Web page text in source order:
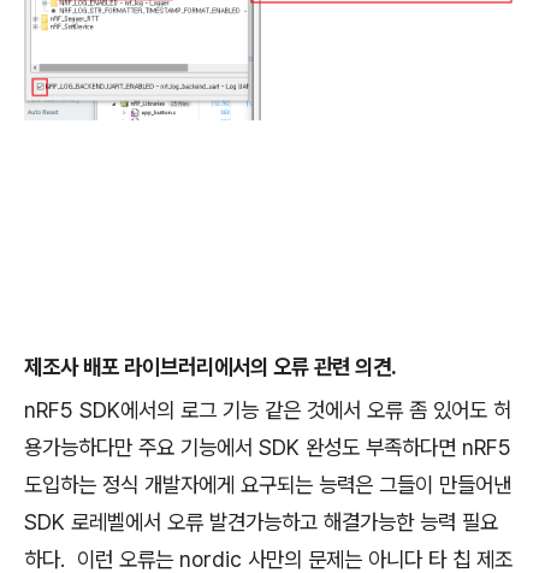
제조사 배포 라이브러리에서의 오류 관련 의견.
nRF5 SDK에서의 로그 기능 같은 것에서 오류 좀 있어도 허
용가능하다만 주요 기능에서 SDK 완성도 부족하다면 nRF5
도입하는 정식 개발자에게 요구되는 능력은 그들이 만들어낸
SDK 로레벨에서 오류 발견가능하고 해결가능한 능력 필요
하다. 이런 오류는 nordic 사만의 문제는 아니다 타 칩 제조